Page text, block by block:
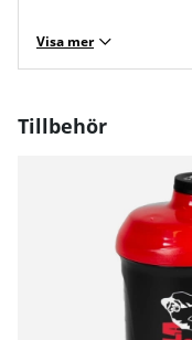
Visa mer
Tillbehör